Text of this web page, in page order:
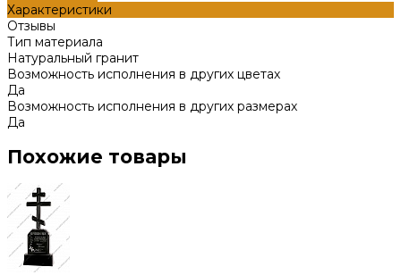
Характеристики
Отзывы
Тип материала
Натуральный гранит
Возможность исполнения в других цветах
Да
Возможность исполнения в других размерах
Да
Похожие товары